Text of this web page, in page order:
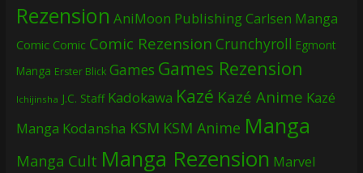
Rezension AniMoon PublishingCarlsen Manga
Comic Comic Comic Rezension Crunchyroll Egmont
Manga Erster Blick Games Games Rezension
Ichijinsha J.C. Staff Kadokawa Kazé Kazé Anime Kazé
Manga Kodansha KSM KSM Anime Manga
Manga Cult Manga Rezension Marvel